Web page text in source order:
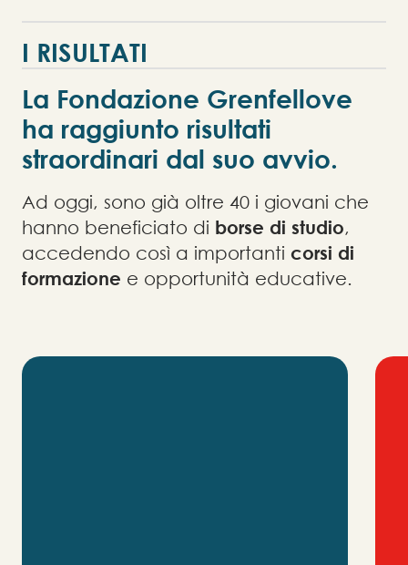
I RISULTATI
La Fondazione Grenfellove
ha raggiunto risultati
straordinari dal suo avvio.
Ad oggi, sono già oltre 40 i giovani che
hanno beneficiato di borse di studio,
accedendo così a importanti corsi di
formazione e opportunità educative.